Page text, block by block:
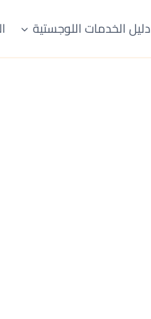
دليل الخدمات اللوجستية